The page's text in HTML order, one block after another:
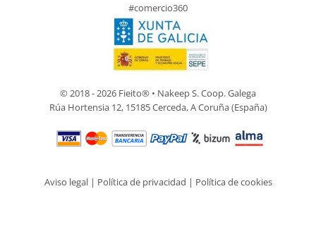
#comercio360
© 2018 - 2026 Fieito® • Nakeep S. Coop. Galega
Rúa Hortensia 12, 15185 Cerceda, A Coruña (España)
Aviso legal| Política de privacidad | Política de cookies